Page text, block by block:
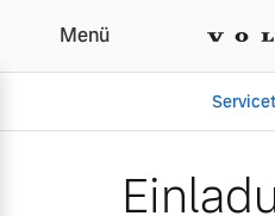
Einladung
Menü